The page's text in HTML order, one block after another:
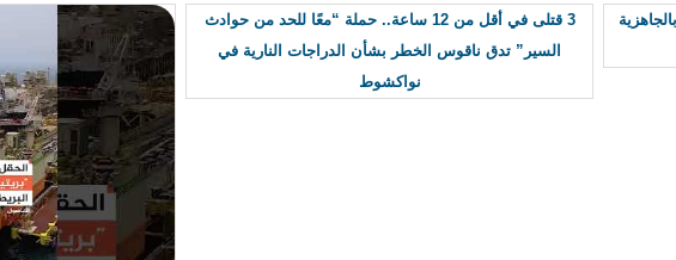
أوامر بالجاهزية
3 قتلى في أقل من 12 ساعة.. حملة “معًا للحد من حوادث
السير” تدق ناقوس الخطر بشأن الدراجات النارية في
نواكشوط